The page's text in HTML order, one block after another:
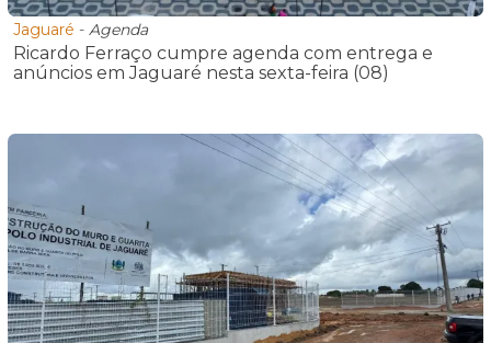
Jaguaré - Agenda
Ricardo Ferraço cumpre agenda com entrega e
anúncios em Jaguaré nesta sexta-feira (08)